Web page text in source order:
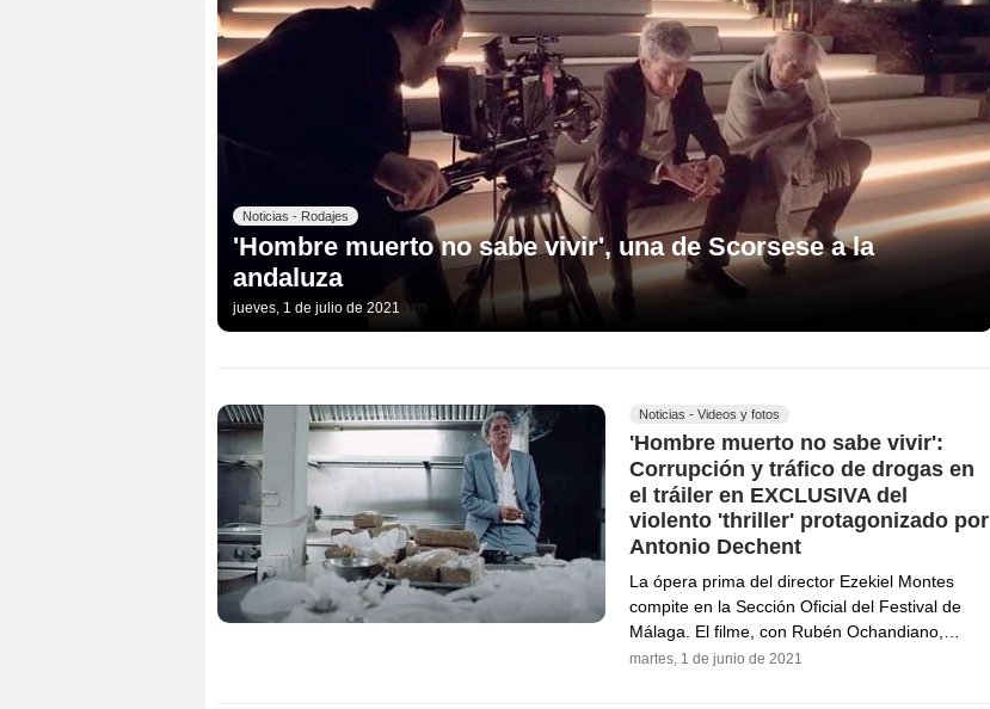
Noticias - Rodajes
'Hombre muerto no sabe vivir', una de Scorsese a la
andaluza
jueves, 1 de julio de 2021
Noticias - Videos y fotos
'Hombre muerto no sabe vivir':
Corrupción y tráfico de drogas en
el tráiler en EXCLUSIVA del
violento 'thriller' protagonizado por
Antonio Dechent
La ópera prima del director Ezekiel Montes
compite en la Sección Oficial del Festival de
Málaga. El filme, con Rubén Ochandiano,…
martes, 1 de junio de 2021